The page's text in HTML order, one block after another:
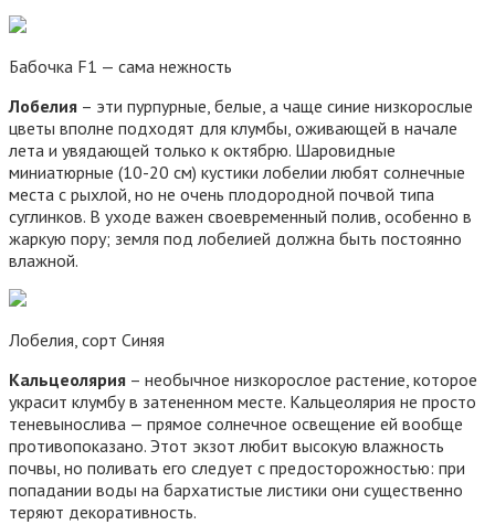
Бабочка F1 — сама нежность
Лобелия – эти пурпурные, белые, а чаще синие низкорослые
цветы вполне подходят для клумбы, оживающей в начале
лета и увядающей только к октябрю. Шаровидные
миниатюрные (10-20 см) кустики лобелии любят солнечные
места с рыхлой, но не очень плодородной почвой типа
суглинков. В уходе важен своевременный полив, особенно в
жаркую пору; земля под лобелией должна быть постоянно
влажной.
Лобелия, сорт Синяя
Кальцеолярия – необычное низкорослое растение, которое
украсит клумбу в затененном месте. Кальцеолярия не просто
теневынослива — прямое солнечное освещение ей вообще
противопоказано. Этот экзот любит высокую влажность
почвы, но поливать его следует с предосторожностью: при
попадании воды на бархатистые листики они существенно
теряют декоративность.